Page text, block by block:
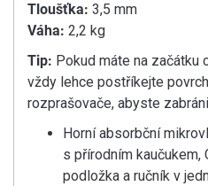
Tloušťka: 3,5 mm
Váha: 2,2 kg
Tip: Pokud máte na začátku
vždy lehce postříkejte
rozprašovače, abyste
Horní absorbční
s přírodním kaučukem,
podložka a ručník v